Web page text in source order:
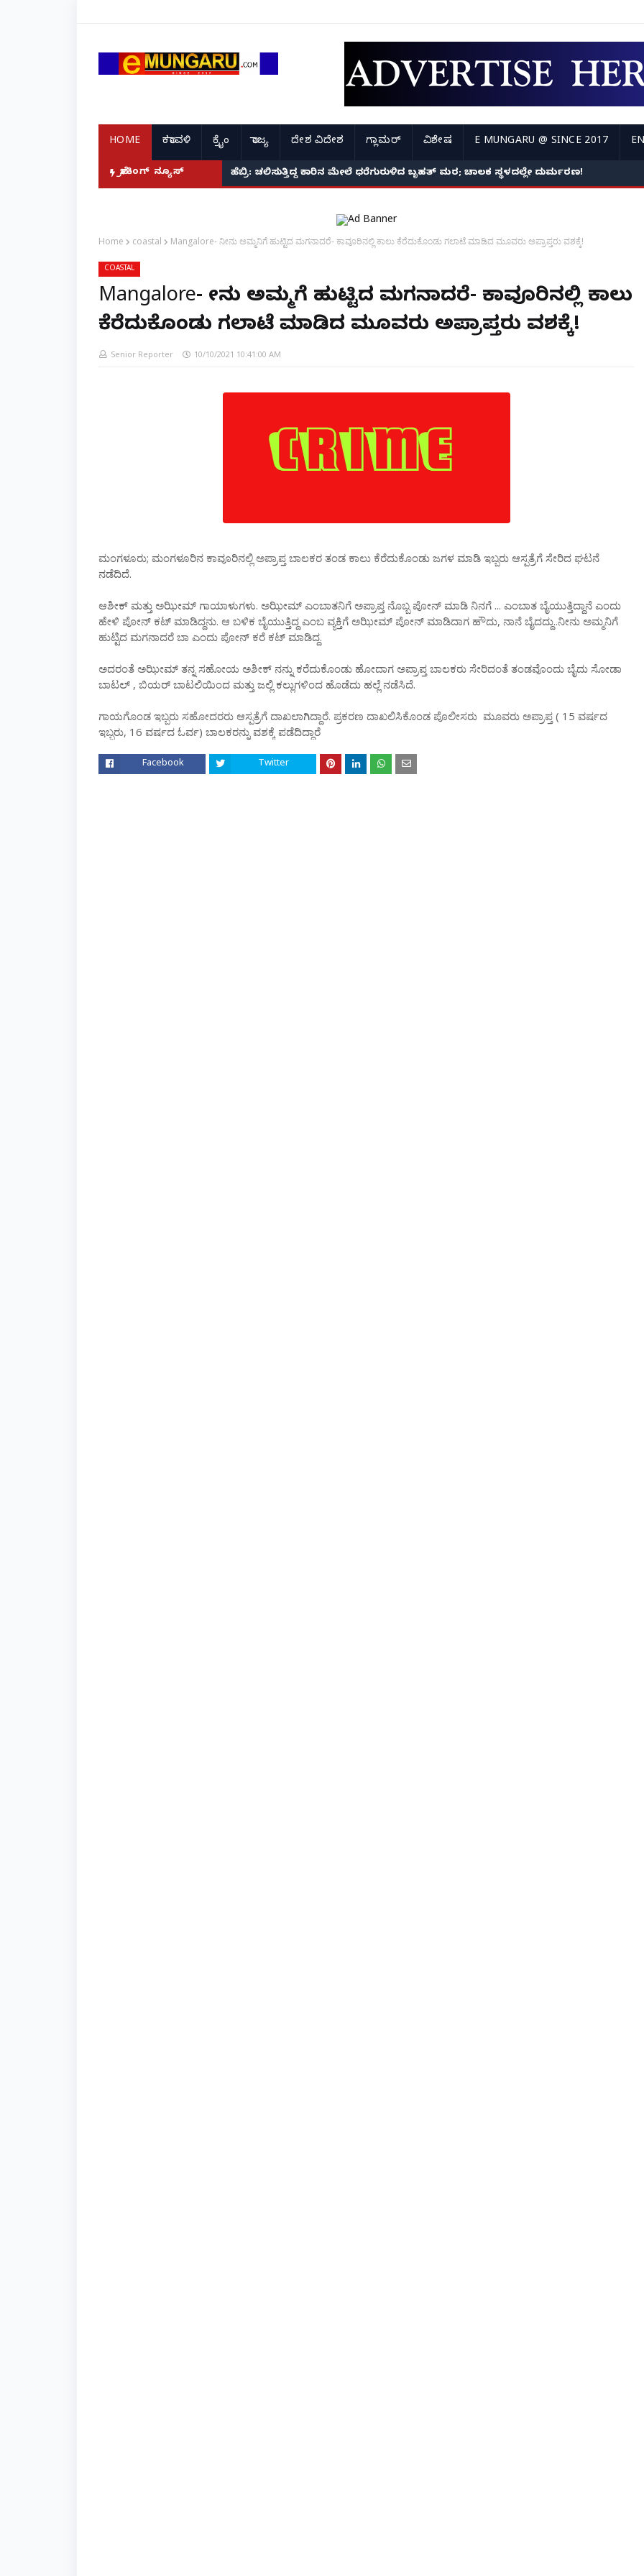
HOME ಕರಾವಳಿ ಕ್ರೈಂ ರಾಜ್ಯ ದೇಶ ವಿದೇಶ ಗ್ಲಾಮರ್ ವಿಶೇಷ E MUNGARU @ SINCE 2017
ಬ್ರೇಕಿಂಗ್ ನ್ಯೂಸ್ ಹೆಬ್ರಿ: ಚಲಿಸುತ್ತಿದ್ದ ಕಾರಿನ ಮೇಲೆ ಧರೆಗುರುಳಿದ ಬೃಹತ್ ಮರ; ಚಾಲಕ ಸ್ಥಳದಲ್ಲೇ ದುರ್ಮರಣ!
Home coastal Mangalore- ನೀನು ಅಮ್ಮನಿಗೆ ಹುಟ್ಟಿದ ಮಗನಾದರೆ- ಕಾವೂರಿನಲ್ಲಿ ಕಾಲು ಕೆರೆದುಕೊಂಡು ಗಲಾಟೆ ಮಾಡಿದ ಮೂವರು ಅಪ್ರಾಪ್ತರು ವಶಕ್ಕೆ!
COASTAL
Mangalore- ನೀನು ಅಮ್ಮನಿಗೆ ಹುಟ್ಟಿದ ಮಗನಾದರೆ- ಕಾವೂರಿನಲ್ಲಿ ಕಾಲು
ಕೆರೆದುಕೊಂಡು ಗಲಾಟೆ ಮಾಡಿದ ಮೂವರು ಅಪ್ರಾಪ್ತರು ವಶಕ್ಕೆ!
Senior Reporter 10/10/2021 10:41:00 AM
ಮಂಗಳೂರು; ಮಂಗಳೂರಿನ ಕಾವೂರಿನಲ್ಲಿ ಅಪ್ರಾಪ್ತ ಬಾಲಕರ ತಂಡ ಕಾಲು ಕೆರೆದುಕೊಂಡು ಜಗಳ ಮಾಡಿ ಇಬ್ಬರು ಆಸ್ಪತ್ರೆಗೆ ಸೇರಿದ ಘಟನೆ
ನಡೆದಿದೆ.
ಆಶೀಕ್ ಮತ್ತು ಅಝೀಮ್ ಗಾಯಾಳುಗಳು. ಅಝೀಮ್ ಎಂಬಾತನಿಗೆ ಅಪ್ರಾಪ್ತ ನೊಬ್ಬ ಪೋನ್ ಮಾಡಿ ನಿನಗೆ ... ಎಂಬಾತ ಬೈಯುತ್ತಿದ್ದಾನೆ ಎಂದು
ಹೇಳಿ ಪೋನ್ ಕಟ್ ಮಾಡಿದ್ದನು. ಆ ಬಳಿಕ ಬೈಯುತ್ತಿದ್ದ ಎಂಬ ವ್ಯಕ್ತಿಗೆ ಅಝೀಮ್ ಪೋನ್ ಮಾಡಿದಾಗ ಹೌದು, ನಾನೆ‌ ಬೈದದ್ದು..ನೀನು ಅಮ್ಮನಿಗೆ
ಹುಟ್ಟಿದ ಮಗನಾದರೆ ಬಾ ಎಂದು ಪೋನ್ ಕರೆ ಕಟ್ ಮಾಡಿದ್ದ.
ಅದರಂತೆ ಅಝೀಮ್ ತನ್ನ ಸಹೋಯ ಅಶೀಕ್ ನನ್ನು ಕರೆದುಕೊಂಡು ಹೋದಾಗ ಅಪ್ರಾಪ್ತ ಬಾಲಕರು ಸೇರಿದಂತೆ ತಂಡವೊಂದು ಬೈದು ಸೋಡಾ
ಬಾಟಲ್ , ಬಿಯರ್ ಬಾಟಲಿಯಿಂದ ಮತ್ತು ಜಲ್ಲಿ ಕಲ್ಲುಗಳಿಂದ ಹೊಡೆದು ಹಲ್ಲೆ ನಡೆಸಿದೆ.
ಗಾಯಗೊಂಡ ಇಬ್ಬರು ಸಹೋದರರು ಆಸ್ಪತ್ರೆಗೆ ದಾಖಲಾಗಿದ್ದಾರೆ. ಪ್ರಕರಣ ದಾಖಲಿಸಿಕೊಂಡ ಪೊಲೀಸರು ಮೂವರು ಅಪ್ರಾಪ್ತ ( 15 ವರ್ಷದ
ಇಬ್ಬರು, 16 ವರ್ಷದ ಓರ್ವ) ಬಾಲಕರನ್ನು ವಶಕ್ಕೆ ಪಡೆದಿದ್ದಾರೆ
Facebook Twitter